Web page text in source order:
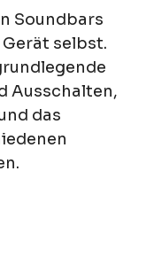
Soundbars
selbst.
Ausschalten,
das